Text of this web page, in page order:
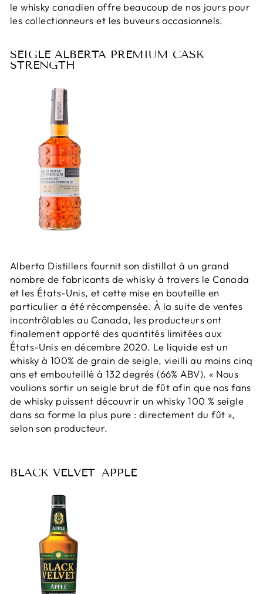
le whisky canadien offre beaucoup de nos jours pour
les collectionneurs et les buveurs occasionnels.
SEIGLE ALBERTA PREMIUM CASK
STRENGTH
Alberta Distillers fournit son distillat à un grand
nombre de fabricants de whisky à travers le Canada
et les États-Unis, et cette mise en bouteille en
particulier a été récompensée. À la suite de ventes
incontrôlables au Canada, les producteurs ont
finalement apporté des quantités limitées aux
États-Unis en décembre 2020. Le liquide est un
whisky à 100% de grain de seigle, vieilli au moins cinq
ans et embouteillé à 132 degrés (66% ABV). « Nous
voulions sortir un seigle brut de fût afin que nos fans
de whisky puissent découvrir un whisky 100 % seigle
dans sa forme la plus pure : directement du fût »,
selon son producteur.
BLACK VELVET APPLE